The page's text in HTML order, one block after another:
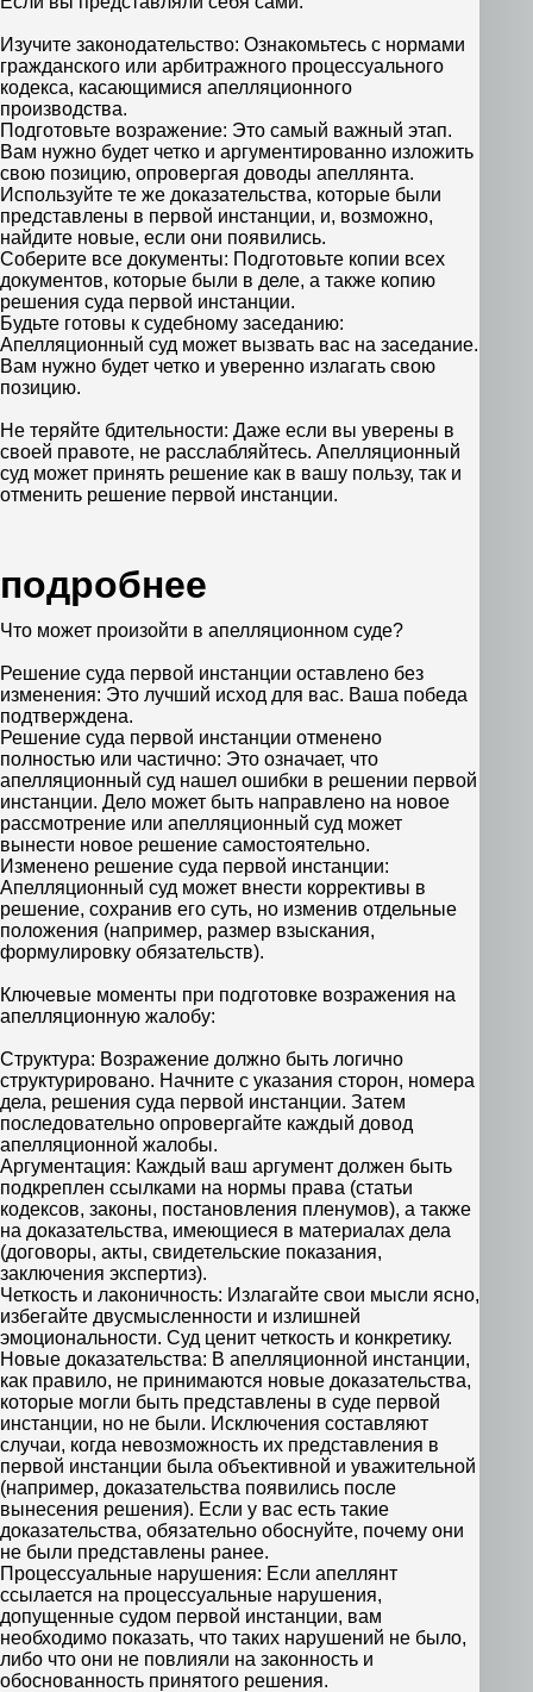
Изучите законодательство: Ознакомьтесь с нормами
гражданского или арбитражного процессуального
кодекса, касающимися апелляционного
производства.
Подготовьте возражение: Это самый важный этап.
Вам нужно будет четко и аргументированно изложить
свою позицию, опровергая доводы апеллянта.
Используйте те же доказательства, которые были
представлены в первой инстанции, и, возможно,
найдите новые, если они появились.
Соберите все документы: Подготовьте копии всех
документов, которые были в деле, а также копию
решения суда первой инстанции.
Будьте готовы к судебному заседанию:
Апелляционный суд может вызвать вас на заседание.
Вам нужно будет четко и уверенно излагать свою
позицию.
Не теряйте бдительности: Даже если вы уверены в
своей правоте, не расслабляйтесь. Апелляционный
суд может принять решение как в вашу пользу, так и
отменить решение первой инстанции.
подробнее
Что может произойти в апелляционном суде?
Решение суда первой инстанции оставлено без
изменения: Это лучший исход для вас. Ваша победа
подтверждена.
Решение суда первой инстанции отменено
полностью или частично: Это означает, что
апелляционный суд нашел ошибки в решении первой
инстанции. Дело может быть направлено на новое
рассмотрение или апелляционный суд может
вынести новое решение самостоятельно.
Изменено решение суда первой инстанции:
Апелляционный суд может внести коррективы в
решение, сохранив его суть, но изменив отдельные
положения (например, размер взыскания,
формулировку обязательств).
Ключевые моменты при подготовке возражения на
апелляционную жалобу:
Структура: Возражение должно быть логично
структурировано. Начните с указания сторон, номера
дела, решения суда первой инстанции. Затем
последовательно опровергайте каждый довод
апелляционной жалобы.
Аргументация: Каждый ваш аргумент должен быть
подкреплен ссылками на нормы права (статьи
кодексов, законы, постановления пленумов), а также
на доказательства, имеющиеся в материалах дела
(договоры, акты, свидетельские показания,
заключения экспертиз).
Четкость и лаконичность: Излагайте свои мысли ясно,
избегайте двусмысленности и излишней
эмоциональности. Суд ценит четкость и конкретику.
Новые доказательства: В апелляционной инстанции,
как правило, не принимаются новые доказательства,
которые могли быть представлены в суде первой
инстанции, но не были. Исключения составляют
случаи, когда невозможность их представления в
первой инстанции была объективной и уважительной
(например, доказательства появились после
вынесения решения). Если у вас есть такие
доказательства, обязательно обоснуйте, почему они
не были представлены ранее.
Процессуальные нарушения: Если апеллянт
ссылается на процессуальные нарушения,
допущенные судом первой инстанции, вам
необходимо показать, что таких нарушений не было,
либо что они не повлияли на законность и
обоснованность принятого решения.